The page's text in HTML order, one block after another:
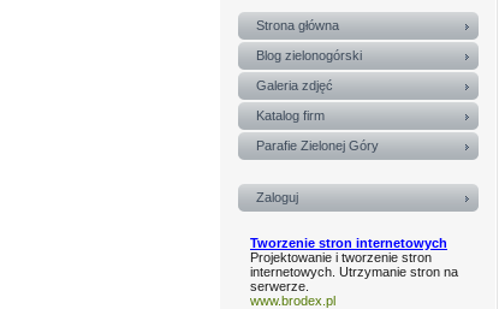
Strona główna
Blog zielonogórski
Galeria zdjęć
Katalog firm
Parafie Zielonej Góry
Zaloguj
Tworzenie stron internetowych
Projektowanie i tworzenie stron
internetowych. Utrzymanie stron na
serwerze.
www.brodex.pl